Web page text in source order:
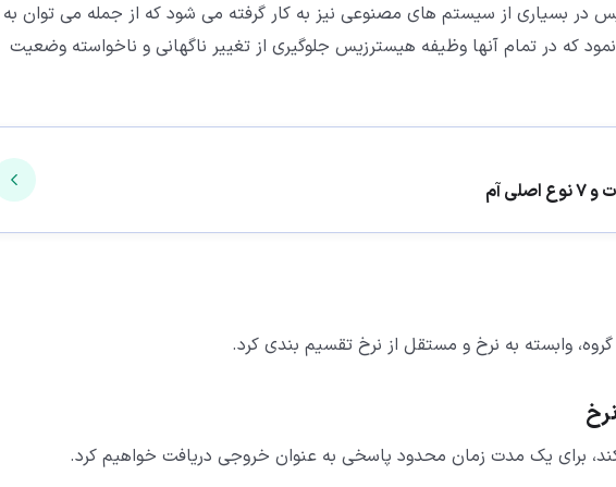
در بسیاری از سیستم های مصنوعی نیز به کار گرفته می شود که از جمله می توان به
که در تمام آنها وظیفه هیسترزیس جلوگیری از تغییر ناگهانی و ناخواسته وضعیت
آم
وابسته به نرخ و مستقل از نرخ تقسیم بندی کرد.
برای یک مدت زمان محدود پاسخی به عنوان خروجی دریافت خواهیم کرد.